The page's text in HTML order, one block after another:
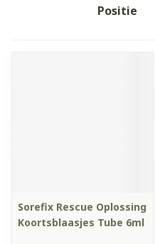
Sorteer op:
Sorefix Rescue Oplossing
Koortsblaasjes Tube 6ml